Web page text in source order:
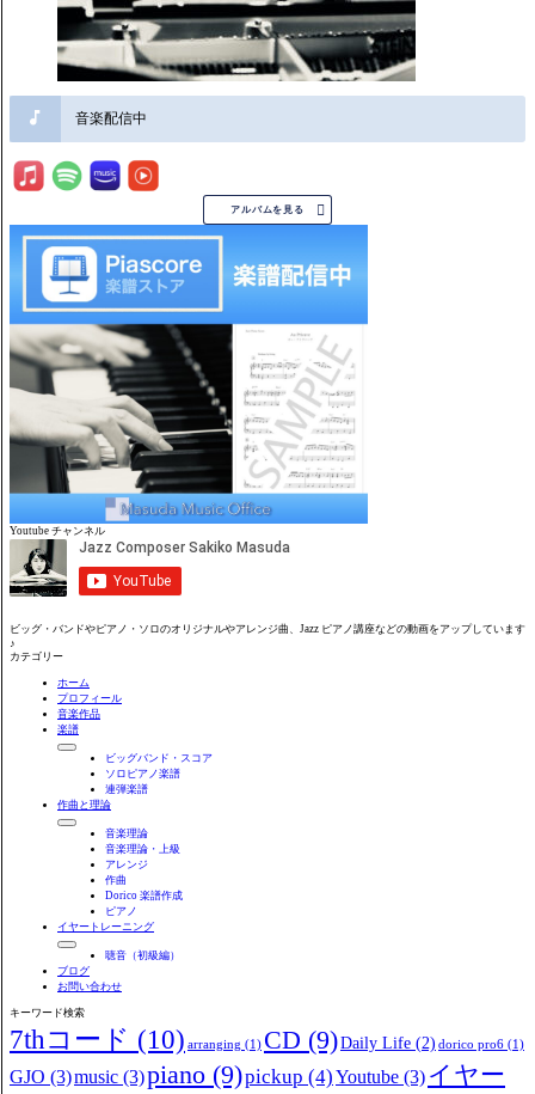
音楽配信中
アルバムを見る 
Youtube チャンネル
ビッグ・バンドやピアノ・ソロのオリジナルやアレンジ曲、Jazz ピアノ講座などの動画をアップしています
♪
カテゴリー
ホーム
プロフィール
音楽作品
楽譜
ビッグバンド・スコア
ソロピアノ楽譜
連弾楽譜
作曲と理論
音楽理論
音楽理論・上級
アレンジ
作曲
Dorico 楽譜作成
ピアノ
イヤートレーニング
聴音（初級編）
ブログ
お問い合わせ
キーワード検索
7thコード (10) arranging (1) CD (9)Daily Life (2) dorico pro6 (1)
GJO (3)music (3)piano (9)pickup (4)Youtube (3) イヤー